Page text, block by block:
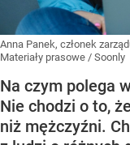
Anna Panek, członek
Materiały prasowe / Soonly
Na czym polega
Nie chodzi o to,
niż mężczyźni.